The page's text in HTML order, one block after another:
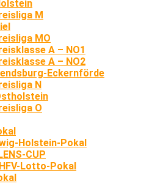
M
MO
A – NO1
A – NO2
Eckernförde
N
O
Holstein-Pokal
CUP
Lotto-Pokal